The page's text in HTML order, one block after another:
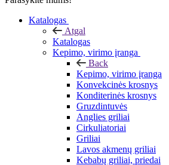
Katalogas
Atgal
Katalogas
Kepimo, virimo įranga
Back
Kepimo, virimo įranga
Konvekcinės krosnys
Konditerinės krosnys
Gruzdintuvės
Anglies griliai
Cirkuliatoriai
Griliai
Lavos akmenų griliai
Kebabų griliai, priedai